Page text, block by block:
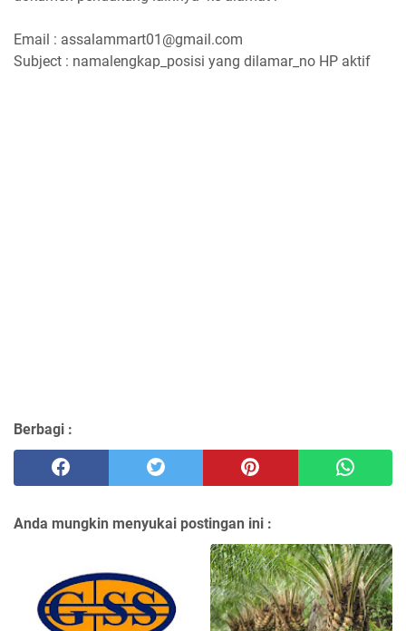
Email : assalammart01@gmail.com
Subject : namalengkap_posisi yang dilamar_no HP aktif
Berbagi :
Anda mungkin menyukai postingan ini :